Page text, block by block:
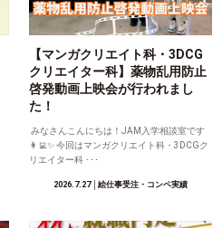
【マンガクリエイト科・3DCG
クリエイター科】薬物乱用防止
啓発動画上映会が行われまし
た！
みなさんこんにちは！JAM入学相談室です
👩‍💻✨ 今回はマンガクリエイト科・3DCGク
リエイター科 ･･･
2026.7.27│絵仕事受注・コンペ実績